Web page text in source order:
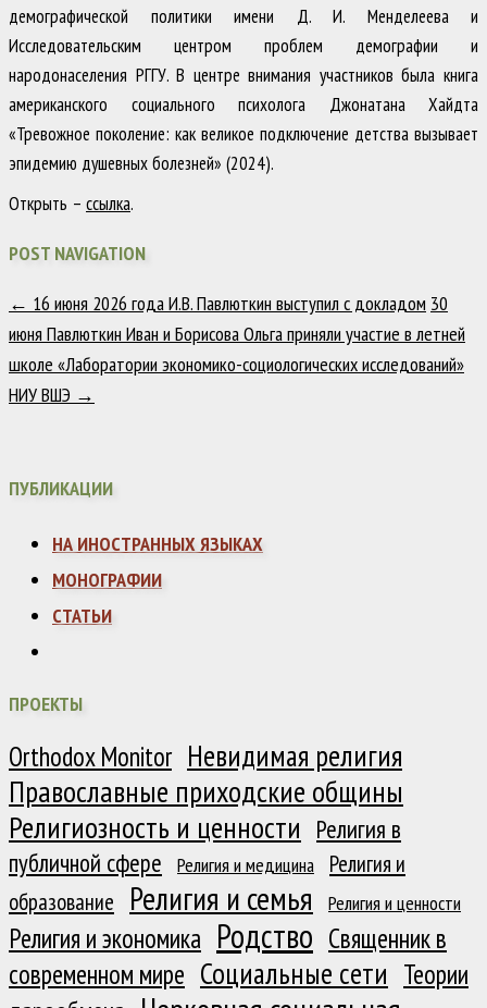
демографической политики имени Д. И. Менделеева и
Исследовательским центром проблем демографии и
народонаселения РГГУ. В центре внимания участников была книга
американского социального психолога Джонатана Хайдта
«Тревожное поколение: как великое подключение детства вызывает
эпидемию душевных болезней» (2024).
Открыть – ссылка.
POST NAVIGATION
← 16 июня 2026 года И.В. Павлюткин выступил с докладом 30
июня Павлюткин Иван и Борисова Ольга приняли участие в летней
школе «Лаборатории экономико-социологических исследований»
НИУ ВШЭ →
ПУБЛИКАЦИИ
НА ИНОСТРАННЫХ ЯЗЫКАХ
МОНОГРАФИИ
СТАТЬИ
ПРОЕКТЫ
Orthodox Monitor Невидимая религия
Православные приходские общины
Религиозность и ценности Религия в
публичной сфере
Религия и медицина
Религия и
образование
Религия и семья Религия и ценности
Религия и экономика Родство Священник в
современном мире Социальные сети Теории